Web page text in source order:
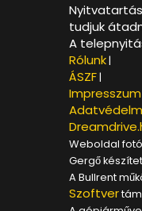
tudjuk
A
Rólunk|
ÁSZF|
Impresszum
Weboldal
Gergő
A Bullrent
Szoftver